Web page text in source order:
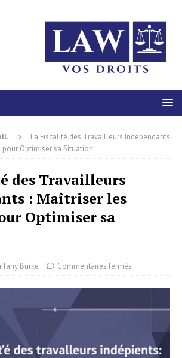
La Fiscalité des Travailleurs Indépendants
pour Optimiser sa Situation
des Travailleurs
: Maîtriser les
Optimiser sa
Burke Commentaires fermés